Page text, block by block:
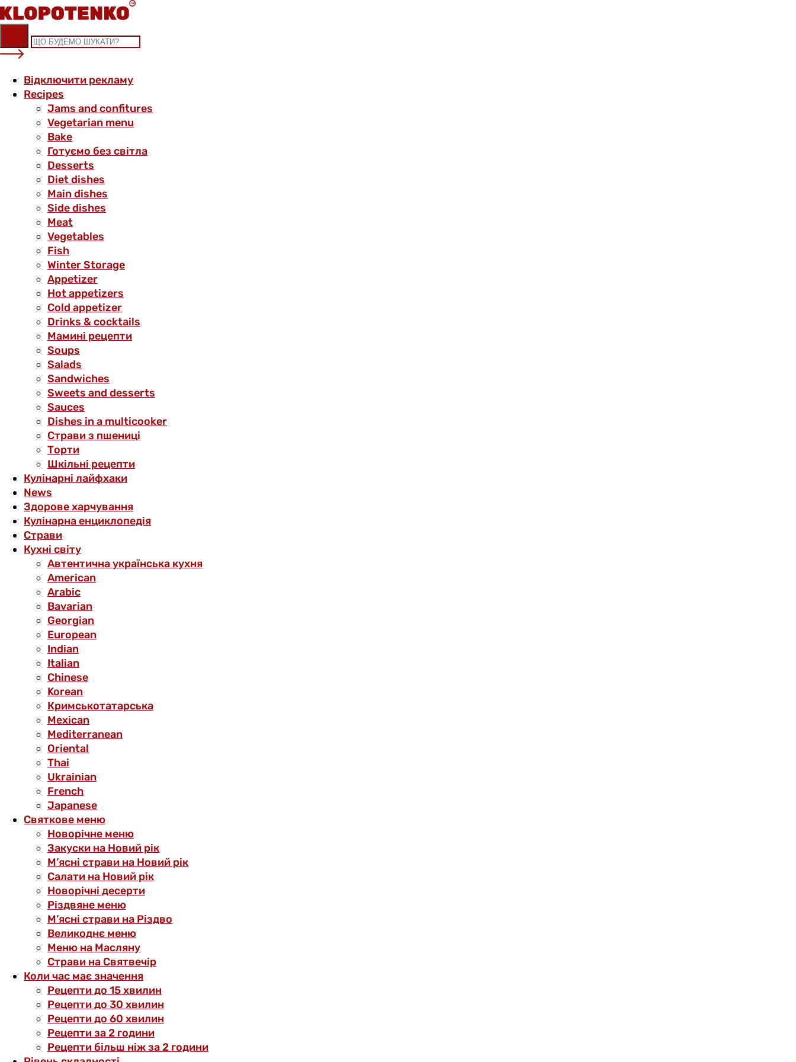
Skip
to
content
Відключити рекламу
Recipes
Jams and confitures
Vegetarian menu
Bake
Готуємо без світла
Desserts
Diet dishes
Main dishes
Side dishes
Meat
Vegetables
Fish
Winter Storage
Аppetizer
Hot appetizers
Cold appetizer
Drinks & cocktails
Мамині рецепти
Soups
Salads
Sandwiches
Sweets and desserts
Sauces
Dishes in a multicooker
Страви з пшениці
Торти
Шкільні рецепти
Кулінарні лайфхаки
News
Здорове харчування
Кулінарна енциклопедія
Страви
Кухні світу
Автентична українська кухня
American
Arabic
Bavarian
Georgian
European
Indian
Italian
Chinese
Korean
Кримськотатарська
Mexican
Mediterranean
Oriental
Thai
Ukrainian
French
Japanese
Святкове меню
Новорічне меню
Закуски на Новий рік
М’ясні страви на Новий рік
Салати на Новий рік
Новорічні десерти
Різдвяне меню
М’ясні страви на Різдво
Великоднє меню
Меню на Масляну
Страви на Святвечір
Коли час має значення
Рецепти до 15 хвилин
Рецепти до 30 хвилин
Рецепти до 60 хвилин
Рецепти за 2 години
Рецепти більш ніж за 2 години